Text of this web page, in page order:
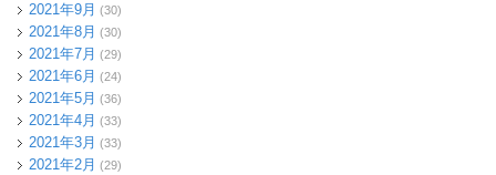
2021年9月 (30)
2021年8月 (30)
2021年7月 (29)
2021年6月 (24)
2021年5月 (36)
2021年4月 (33)
2021年3月 (33)
2021年2月 (29)